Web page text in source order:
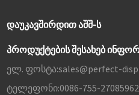
ᲓᲐᲣᲙᲐᲕᲨᲘᲠᲓᲘᲗ ᲐᲨᲨ-Ს
პროდუქტების შესახებ
ელ. ფოსტა:sales@perfect-
ტელეფონი:0086-755-27085962